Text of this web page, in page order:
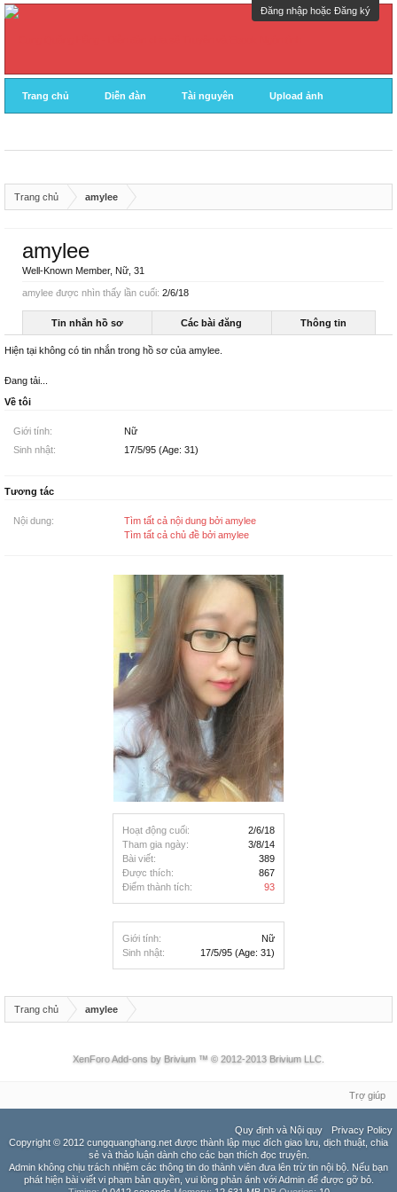
Đăng nhập hoặc Đăng ký
Trang chủ Diễn đàn Tài nguyên Upload ảnh
Trang chủ amylee
Hoạt động cuối:
2/6/18
Tham gia ngày:
3/8/14
Bài viết:
389
Được thích:
867
Điểm thành tích:
93
Giới tính:
Nữ
Sinh nhật:
17/5/95 (Age: 31)
amylee
Well-Known Member, Nữ, 31
amylee được nhìn thấy lần cuối: 2/6/18
Tin nhắn hồ sơ Các bài đăng Thông tin
Hiện tại không có tin nhắn trong hồ sơ của amylee.
Đang tải...
Về tôi
Giới tính:
Nữ
Sinh nhật:
17/5/95 (Age: 31)
Tương tác
Nội dung:
Tìm tất cả nội dung bởi amylee
Tìm tất cả chủ đề bởi amylee
Trang chủ amylee
XenForo Add-ons by Brivium ™ © 2012-2013 Brivium LLC.
Trợ giúp
Quy định và Nội quy
Privacy Policy
Copyright © 2012 cungquanghang.net được thành lập mục đích giao lưu, dịch thuật, chia
sẻ và thảo luận dành cho các bạn thích đọc truyện.
Admin không chịu trách nhiệm các thông tin do thành viên đưa lên trừ tin nội bộ. Nếu bạn
phát hiện bài viết vi phạm bản quyền, vui lòng phản ánh với Admin để được gỡ bỏ.